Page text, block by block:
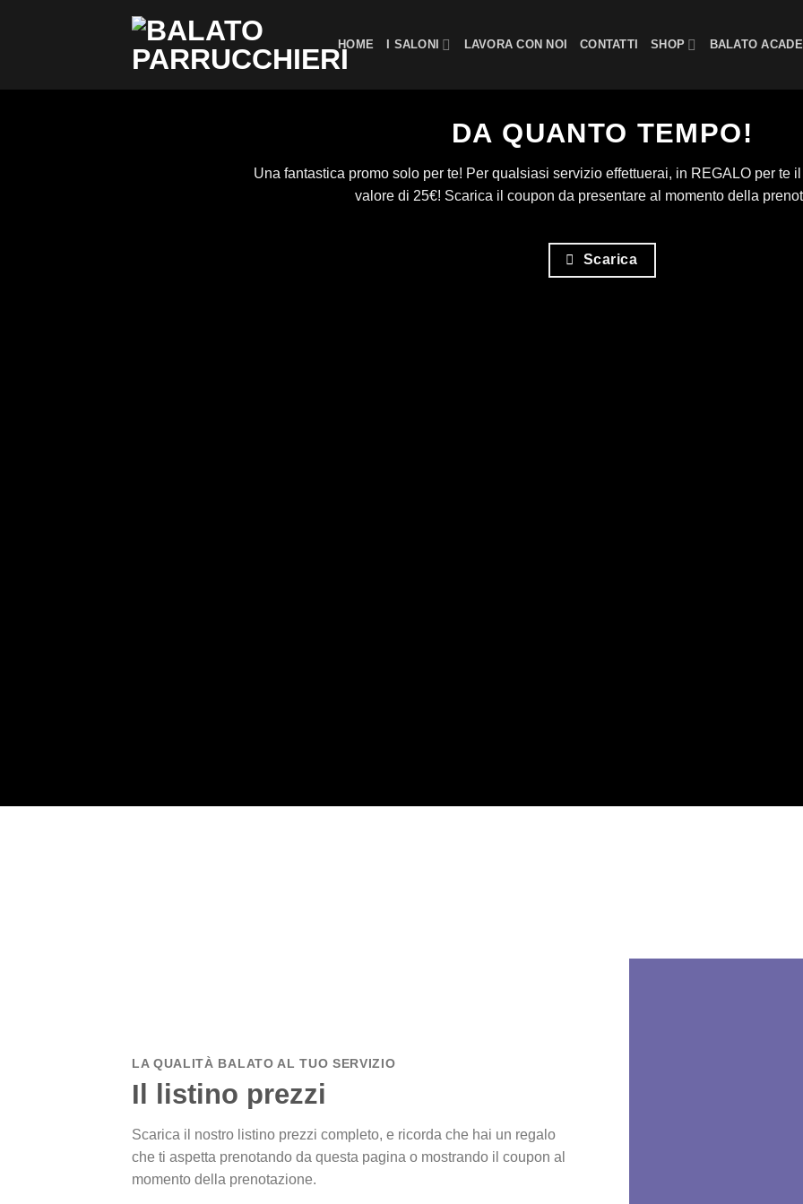
HOME I SALONI LAVORA CON NOI CONTATTI SHOP BALATO
DA QUANTO TEMPO!
Una fantastica promo solo per te! Per qualsiasi servizio effettuerai, in REGALO per te
valore di 25€! Scarica il coupon da presentare al momento della
Scarica
LA QUALITÀ BALATO AL TUO SERVIZIO
Il listino prezzi
Scarica il nostro listino prezzi completo, e ricorda che hai un regalo
che ti aspetta prenotando da questa pagina o mostrando il coupon al
momento della prenotazione.